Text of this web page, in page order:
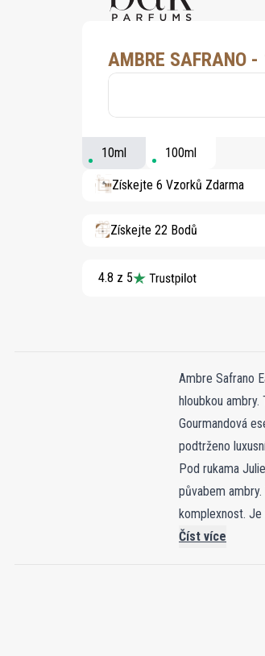
AMBRE SAFRANO
10ml 100ml
Získejte 6 Vzorků Zdarma
Získejte 22 Bodů
4.8 z 5
Ambre Safrano
hloubkou
Gourmandová
podtrženo
Pod rukama Juliena
půvabem
komplexnost. Je
Číst více